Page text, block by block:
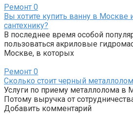
Ремонт 0
Вы хотите купить ванну в Москве
сантехнику?
В последнее время особой
пользоваться акриловые
Москве, в которых
Ремонт 0
Сколько стоит черный
Услуги по приему металлолома в
Потому выручка от
Добавить комментарий